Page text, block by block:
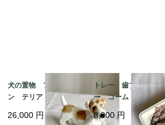
犬の置物 フィギュリ
ン テリア 陶器製
ロイヤルドックス 19
otm43
26,000 円
トレー 歯ブラシトレ
ー コームトレー 細
長陶器皿 植物画 ボ
タニカル 19otm25
8,800円